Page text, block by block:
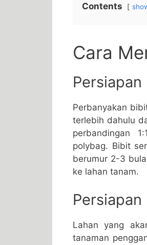
Contents
Cara
Perbanyakan
terlebih dahulu
perbandingan
polybag. Bibit
berumur 2-3
ke lahan tanam.
Persiapan
Lahan yang
tanaman